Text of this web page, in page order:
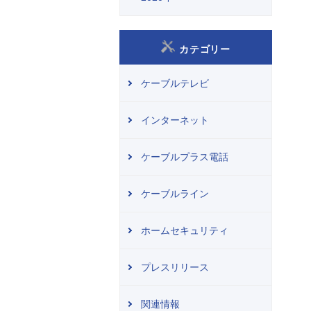
カテゴリー
ケーブルテレビ
インターネット
ケーブルプラス電話
ケーブルライン
ホームセキュリティ
プレスリリース
関連情報